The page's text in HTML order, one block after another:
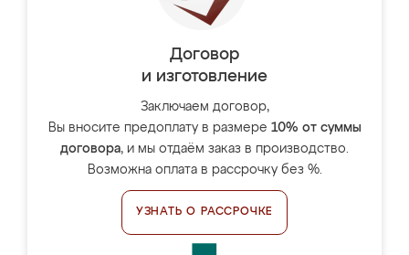
Договор
и изготовление
Заключаем договор,
Вы вносите предоплату в размере 10% от суммы
договора, и мы отдаём заказ в производство.
Возможна оплата в рассрочку без %.
УЗНАТЬ О РАССРОЧКЕ